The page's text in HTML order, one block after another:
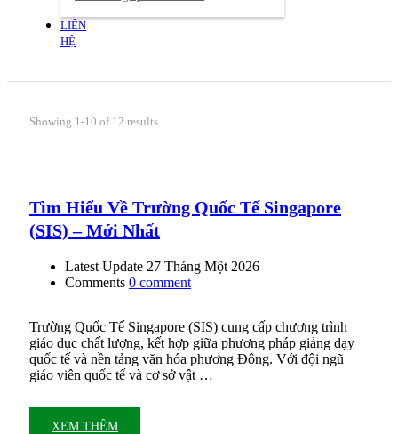
LIÊN
HỆ
Showing 1-10 of 12 results
Tìm Hiểu Về Trường Quốc Tế Singapore
(SIS) – Mới Nhất
Latest Update 27 Tháng Một 2026
Comments 0 comment
Trường Quốc Tế Singapore (SIS) cung cấp chương trình
giáo dục chất lượng, kết hợp giữa phương pháp giảng dạy
quốc tế và nền tảng văn hóa phương Đông. Với đội ngũ
giáo viên quốc tế và cơ sở vật …
XEM THÊM